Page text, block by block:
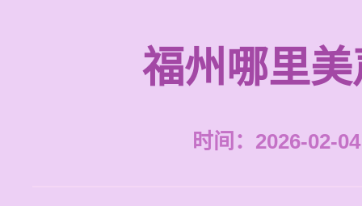
福州哪里
时间：2026-02-